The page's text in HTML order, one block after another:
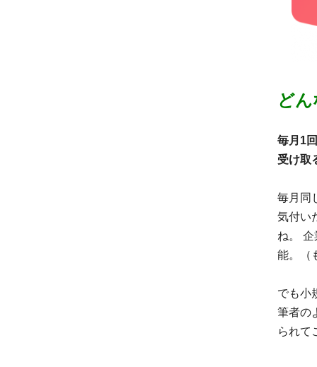
ど
毎月1
受け取
毎月同
気付い
ね。
能。（
でも小
筆者の
られて